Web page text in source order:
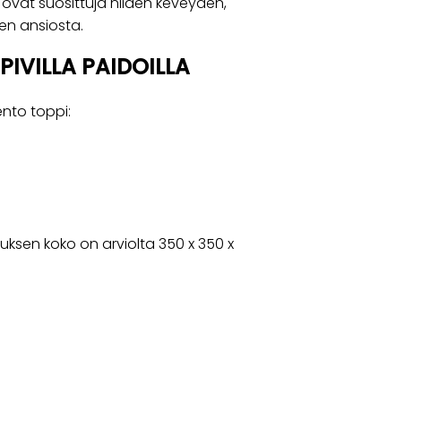
ansiosta.
PAIDOILLA
toppi:
koko on arviolta 350 x 350 x